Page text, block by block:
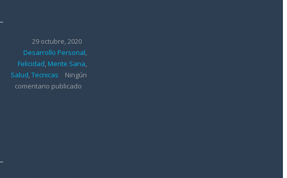
29 octubre, 2020
Desarrollo Personal,
Felicidad, Mente Sana,
Salud,Tecnicas
Ningún
comentario publicado